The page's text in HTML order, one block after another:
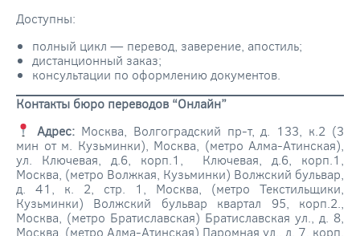
Доступны:
полный цикл — перевод, заверение, апостиль;
дистанционный заказ;
консультации по оформлению документов.
Контакты бюро переводов “Онлайн”
Адрес: Москва, Волгоградский пр-т, д. 133, к.2 (3
мин от м. Кузьминки), Москва, (метро Алма-Атинская),
ул. Ключевая, д.6, корп.1, Ключевая, д.6, корп.1,
Москва, (метро Волжкая, Кузьминки) Волжский бульвар,
д. 41, к. 2, стр. 1, Москва, (метро Текстильщики,
Кузьминки) Волжский бульвар квартал 95, корп.2.,
Москва, (метро Братиславская) Братиславская ул., д. 8,
Москва, (метро Алма-Атинская) Паромная ул., д. 7, корп.